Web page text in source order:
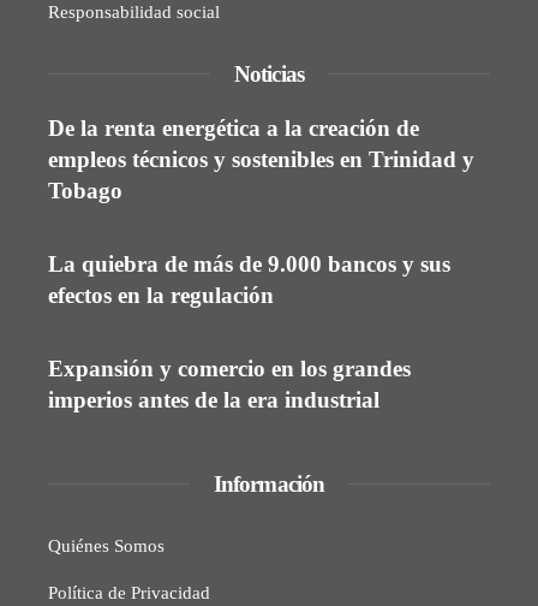
Responsabilidad social
Noticias
De la renta energética a la creación de
empleos técnicos y sostenibles en Trinidad y
Tobago
La quiebra de más de 9.000 bancos y sus
efectos en la regulación
Expansión y comercio en los grandes
imperios antes de la era industrial
Información
Quiénes Somos
Política de Privacidad